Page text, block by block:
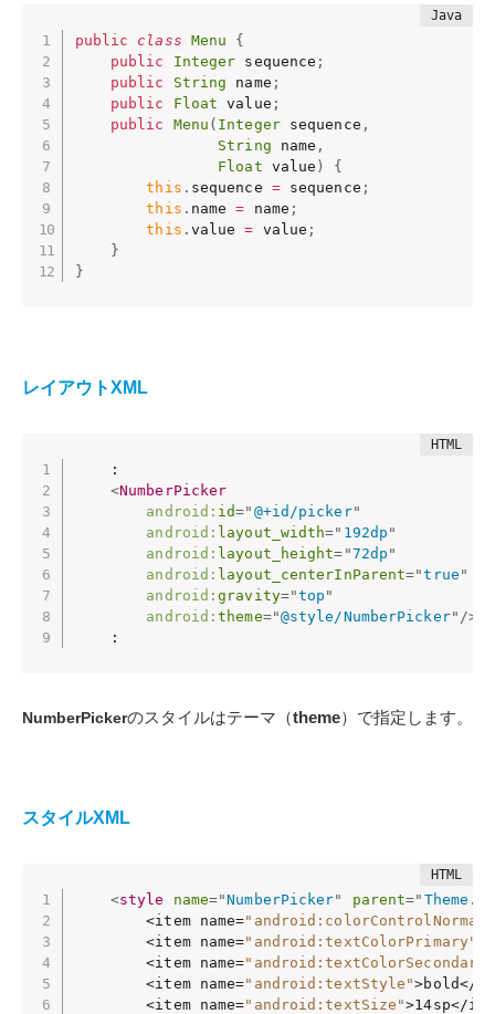
public class Menu
{
public
Integer sequence ;
public
String name ;
public
Float value ;
public
Menu ( Integer sequence ,
String name ,
Float value )
{
this . sequence = sequence ;
this . name = name ;
this . value = value ;
}
}
レイアウトXML
    :
<NumberPicker
android: id=" @+id/picker"
android: layout_width=" 192dp "
android: layout_height= "72dp "
android: layout_centerInParent="true "
android:gravity="top "
android:theme="@style/NumberPicker" />
    :
NumberPickerのスタイルはテーマ（theme）で指定します。
スタイルXML
<style name="NumberPicker" parent="
        <item name=
"android:colorControlNormal"
        <item name=
"android:textColorPrimary"
        <item name=
"android:textColorSecondary"
        <item name=
"android:textStyle">bold</
        <item name=
"android:textSize">14sp</